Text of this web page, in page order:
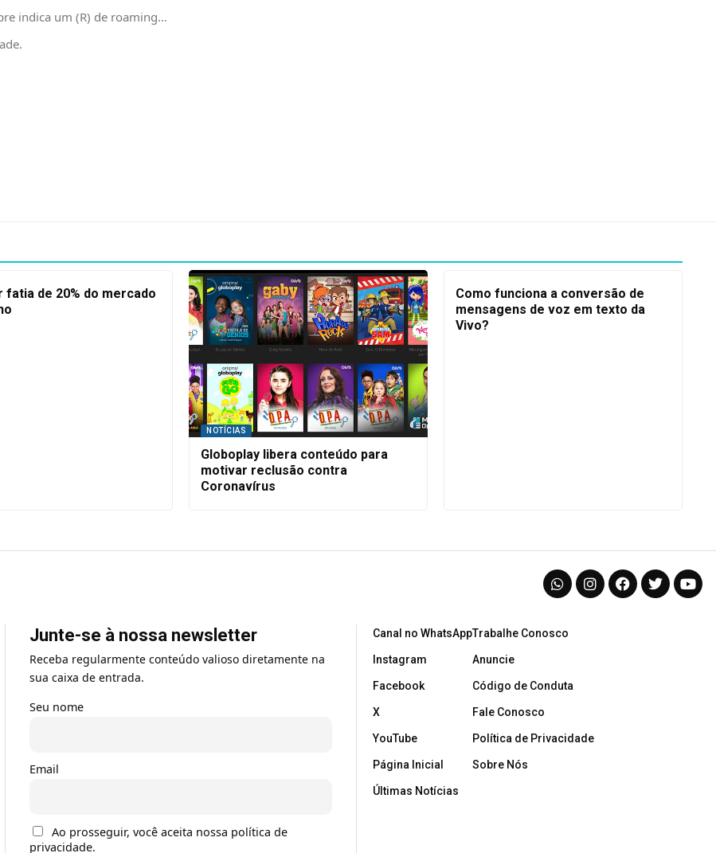
indica um (R) de roaming…
fatia de 20% do mercado
NOTÍCIAS
Globoplay libera conteúdo para
motivar reclusão contra
Coronavírus
Como funciona a conversão de
mensagens de voz em texto da
Vivo?
Junte-se à nossa newsletter
Receba regularmente conteúdo valioso diretamente na
sua caixa de entrada.
Seu nome
Email
Ao prosseguir, você aceita nossa política de
privacidade.
Canal no WhatsApp
Instagram
Facebook
X
YouTube
Página Inicial
Últimas Notícias
Trabalhe Conosco
Anuncie
Código de Conduta
Fale Conosco
Política de Privacidade
Sobre Nós